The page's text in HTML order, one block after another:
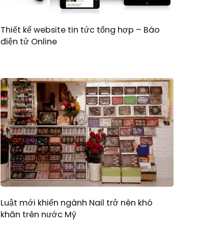
Thiết kế website tin tức tổng hợp – Báo
điện tử Online
Luật mới khiến ngành Nail trở nên khó
khăn trên nước Mỹ